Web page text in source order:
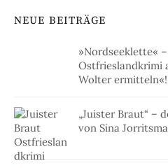
NEUE BEITRÄGE
»Nordseeklette«
Ostfrieslandkrimi
Wolter ermitteln«!
„Juister Braut“ –
von Sina